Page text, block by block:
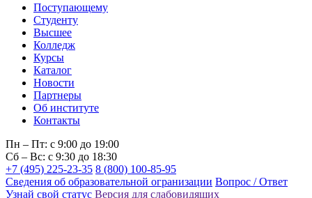
Поступающему
Студенту
Высшее
Колледж
Курсы
Каталог
Новости
Партнеры
Об институте
Контакты
Пн – Пт: с 9:00 до 19:00
Сб – Вс: с 9:30 до 18:30
+7 (495) 225-23-35 8 (800) 100-85-95
Сведения об образовательной огранизации Вопрос / Ответ
Узнай свой статус Версия для слабовидящих